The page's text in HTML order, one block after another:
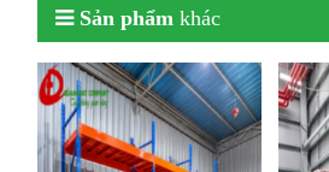
Sản phẩm khác